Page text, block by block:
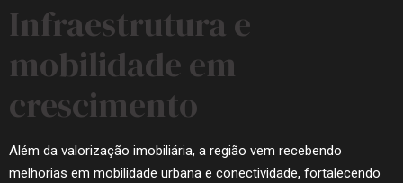
Infraestrutura e
mobilidade em
crescimento
Além da valorização imobiliária, a região vem recebendo
melhorias em mobilidade urbana e conectividade, fortalecendo